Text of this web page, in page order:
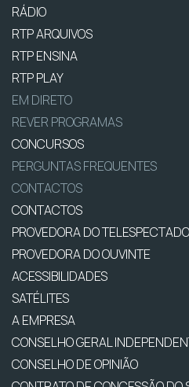
RÁDIO
RTP ARQUIVOS
RTP ENSINA
RTP PLAY
EM DIRETO
REVER PROGRAMAS
CONCURSOS
PERGUNTAS FREQUENTES
CONTACTOS
CONTACTOS
PROVEDORA DO
PROVEDORA DO OUVINTE
ACESSIBILIDADES
SATÉLITES
A EMPRESA
CONSELHO GERAL
CONSELHO DE OPINIÃO